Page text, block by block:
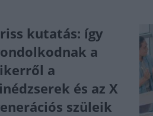
kutatás: így
a
a
és az X
szüleik